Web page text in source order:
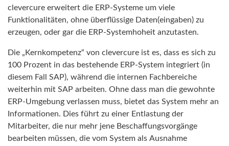
clevercure erweitert die ERP-Systeme um viele
Funktionalitäten, ohne überflüssige Daten(eingaben) zu
erzeugen, oder gar die ERP-Systemhoheit anzutasten.
Die „Kernkompetenz“ von clevercure ist es, dass es sich zu
100 Prozent in das bestehende ERP-System integriert (in
diesem Fall SAP), während die internen Fachbereiche
weiterhin mit SAP arbeiten. Ohne dass man die gewohnte
ERP-Umgebung verlassen muss, bietet das System mehr an
Informationen. Dies führt zu einer Entlastung der
Mitarbeiter, die nur mehr jene Beschaffungsvorgänge
bearbeiten müssen, die vom System als Ausnahme